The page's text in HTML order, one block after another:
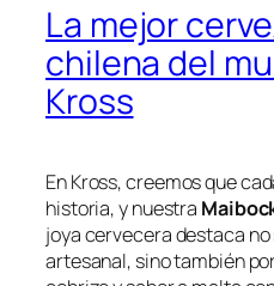
La mejor
chilena del
Kross
En Kross, creemos que
historia, y nuestra
joya cervecera destaca
artesanal, sino también